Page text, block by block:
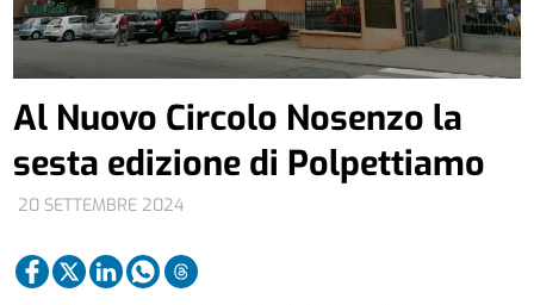
20 SETTEMBRE 2024
Al Nuovo Circolo Nosenzo la
sesta edizione di Polpettiamo